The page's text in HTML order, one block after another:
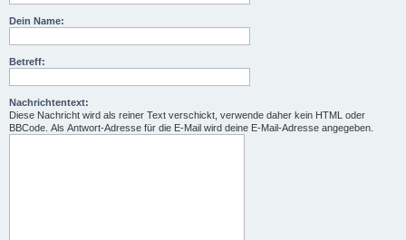
Dein Name:
Betreff:
Nachrichtentext:
Diese Nachricht wird als reiner Text verschickt, verwende daher kein HTML oder
BBCode. Als Antwort-Adresse für die E-Mail wird deine E-Mail-Adresse angegeben.